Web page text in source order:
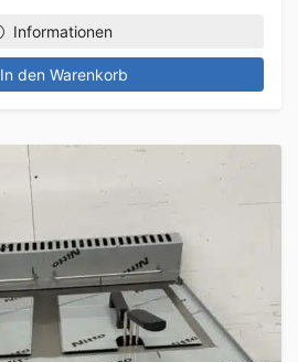
Informationen
In den Warenkorb